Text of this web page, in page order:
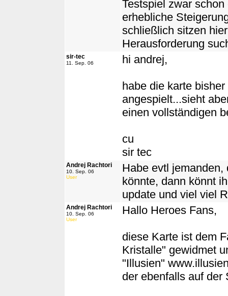
Testspiel zwar
erhebliche
schließlich sitzen
Herausforderung
sir-tec
11. Sep. 06 hi andrej,
habe die karte
angespielt...sieht
einen vollständigen
cu
sir tec
Andrej Rachtori
10. Sep. 06
User
Habe evtl
könnte, dann könnt
update und viel viel
Andrej Rachtori
10. Sep. 06
User
Hallo Heroes Fans,
diese Karte ist dem
Kristalle" gewidmet
"Illusien"
der ebenfalls auf der